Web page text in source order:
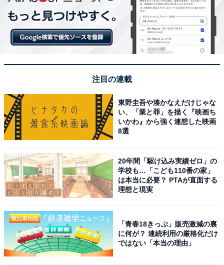
のりは太め。それでもはみ出る豚角煮
太めののりが巻かれていますが、はみ出るくらいの存在
注目の連載
東野圭吾や湊かなえだけじゃな
い、「業と罪」を描く『映画ち
いかわ』から強く連想した映画
8選
20年間「駆け込み実績ゼロ」の
学校も…「こども110番の家」
は本当に必要？ PTAが直面する
理想と現実
「青春18きっぷ」販売激減の裏
に何が？ 連続利用の厳格化だけ
ではない「本当の理由」